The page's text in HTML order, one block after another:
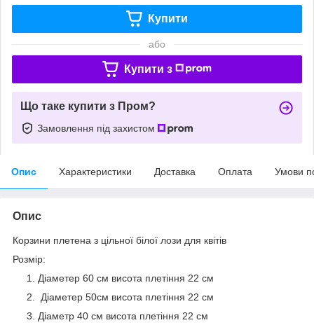
Купити
або
Купити з
Що таке купити з Пром?
Замовлення під захистом
Опис Характеристики Доставка Оплата Умови
Опис
Корзини плетена з цільної білої лози для квітів
Розмір:
Діаметер 60 см висота плетіння 22 см
Діаметер 50см висота плетіння 22 см
Діаметр 40 см висота плетіння 22 см